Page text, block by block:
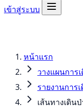
เข้าสู่ระบบ
หน้าแรก
วางแผนการ
รายงานการ
เส้นทางเดิน